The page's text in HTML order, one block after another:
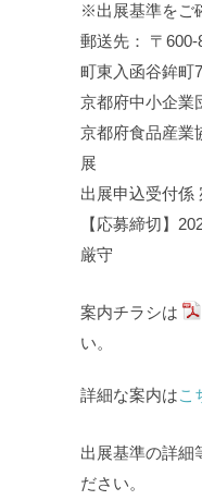
※出展基準をご
郵送先： 〒
町東入函谷鉾
京都府中小企
京都府食品産業
展
出展申込受付係
【応募締切】
厳守
案内チラシは
い。
詳細な案内はこ
出展基準の詳細
ださい。